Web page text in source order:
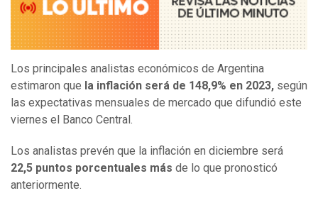
Los principales analistas económicos de Argentina
estimaron que la inflación será de 148,9% en 2023, según
las expectativas mensuales de mercado que difundió este
viernes el Banco Central.
Los analistas prevén que la inflación en diciembre será
22,5 puntos porcentuales más de lo que pronosticó
anteriormente.